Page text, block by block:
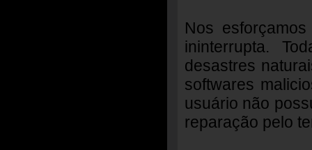
Nos
ininterrupta.
desastres
softwares
usuário não
reparação pelo